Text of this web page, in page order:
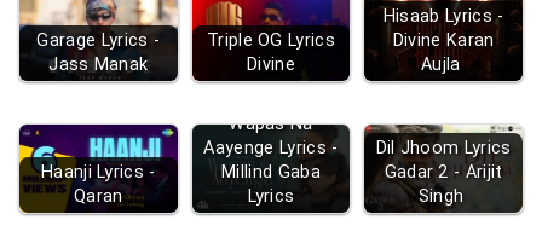
Garage Lyrics -
Jass Manak
Triple OG Lyrics
Divine
Hisaab Lyrics -
Divine Karan
Aujla
Haanji Lyrics -
Qaran
Wapas Na
Aayenge Lyrics -
Millind Gaba
Lyrics
Dil Jhoom Lyrics
Gadar 2 - Arijit
Singh